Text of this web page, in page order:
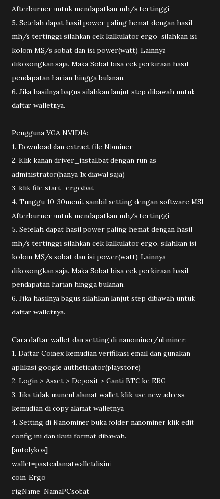
Afterburner untuk mendapatkan mh/s tertinggi
5. Setelah dapat hasil power paling hemat dengan hasil
mh/s tertinggi silahkan cek kalkulator ergo silahkan isi
kolom MS/s sobat dan isi power(watt). Lainnya
dikosongkan saja. Maka Sobat bisa cek perkiraan hasil
pendapatan harian hingga bulanan.
6. Jika hasilnya bagus silahkan lanjut step dibawah untuk
daftar walletnya.
Pengguna VGA NVIDIA:
1. Download dan extract file Nbminer
2. Klik kanan driver_instal.bat dengan run as
administrator(hanya 1x diawal saja)
3. klik file start_ergo.bat
4. Tunggu 10-30menit sambil setting dengan software MSI
Afterburner untuk mendapatkan mh/s tertinggi
5. Setelah dapat hasil power paling hemat dengan hasil
mh/s tertinggi silahkan cek kalkulator ergo. silahkan isi
kolom MS/s sobat dan isi power(watt). Lainnya
dikosongkan saja. Maka Sobat bisa cek perkiraan hasil
pendapatan harian hingga bulanan.
6. Jika hasilnya bagus silahkan lanjut step dibawah untuk
daftar walletnya.
Cara daftar wallet dan setting di nanominer/nbminer:
1. Daftar Coinex kemudian verifikasi email dan gunakan
aplikasi google autheticator(playstore)
2. Login > Asset > Deposit > Ganti BTC ke ERG
3. Jika tidak muncul alamat wallet klik use new adress
kemudian di copy alamat walletnya
4. Setting di Nanominer buka folder nanominer klik edit
config.ini dan ikuti format dibawah.
[autolykos]
wallet=pastealamatwalletdisini
coin=Ergo
rigName=NamaPCsobat